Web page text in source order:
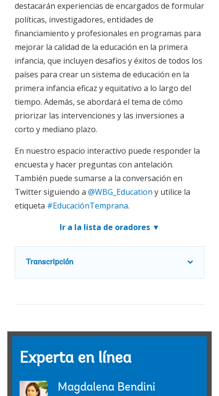
destacarán experiencias de encargados de formular
políticas, investigadores, entidades de
financiamiento y profesionales en programas para
mejorar la calidad de la educación en la primera
infancia, que incluyen desafíos y éxitos de todos los
países para crear un sistema de educación en la
primera infancia eficaz y equitativo a lo largo del
tiempo. Además, se abordará el tema de cómo
priorizar las intervenciones y las inversiones a
corto y mediano plazo.
En nuestro espacio interactivo puede responder la
encuesta y hacer preguntas con antelación.
También puede sumarse a la conversación en
Twitter siguiendo a @WBG_Education y utilice la
etiqueta #EducaciónTemprana.
Ir a la lista de oradores ▼
Transcripción
Experta en línea
Magdalena Bendini